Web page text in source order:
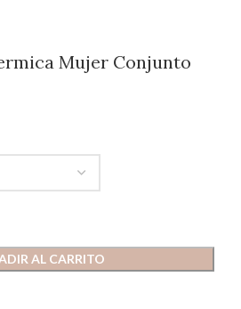
Mujer Conjunto
AL CARRITO